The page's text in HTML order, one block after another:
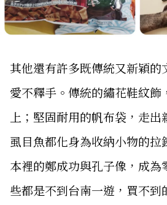
其他還有許多既傳統又新穎的
愛不釋手。傳統的繡花鞋紋飾
上；堅固耐用的帆布袋，走
虱目魚都化身為收納小物的拉
本裡的鄭成功與孔子像，成為
些都是不到台南一遊，買不到